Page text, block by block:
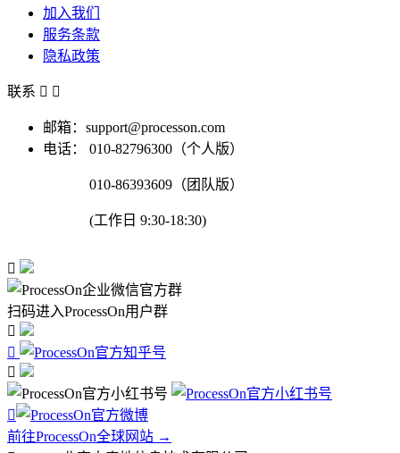
加入我们
服务条款
隐私政策
联系  
邮箱：support@processon.com
电话：
010-82796300（个人版）
010-86393609（团队版）
(工作日 9:30-18:30)

扫码进入ProcessOn用户群




前往ProcessOn全球网站 →